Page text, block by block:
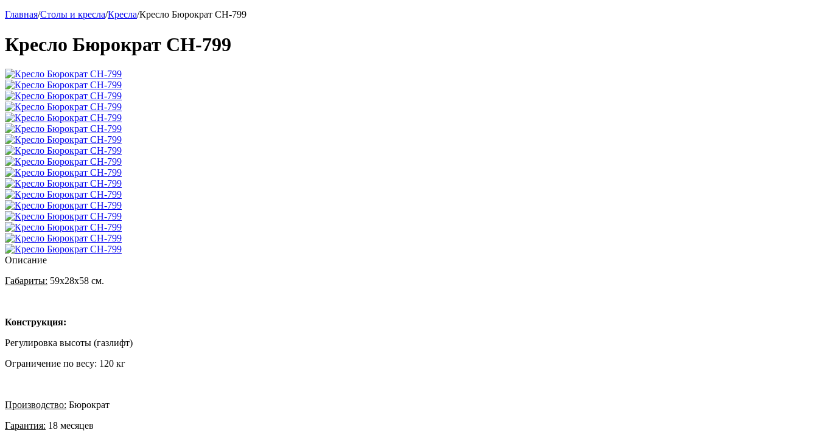
Главная/Столы и кресла/Кресла/Кресло Бюрократ CH-799
Кресло Бюрократ CH-799
Описание
Габариты: 59х28х58 см.
Конструкция:
Регулировка высоты (газлифт)
Ограничение по весу: 120 кг
Производство: Бюрократ
Гарантия: 18 месяцев